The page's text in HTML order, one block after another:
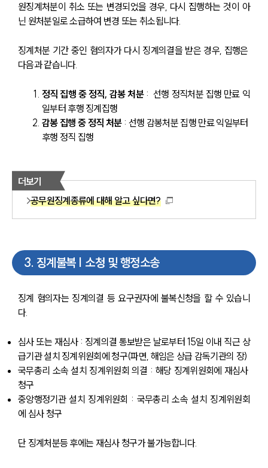
원징계처분이 취소 또는 변경되었을 경우, 다시 집행하는 것이 아
닌 원처분일로 소급하여 변경 또는 취소됩니다.
징계처분 기간 중인 혐의자가 다시 징계의결을 받은 경우, 집행은
다음과 같습니다.
정직 집행 중 정직, 감봉 처분 :  선행 정직처분 집행 만료 익
일부터 후행 징계집행
감봉 집행 중 정직 처분 : 선행 감봉처분 집행 만료 익일부터
후행 정직 집행
더보기
공무원징계종류에 대해 알고 싶다면?
3. 징계불복 | 소청 및 행정소송
징계 혐의자는 징계의결 등 요구권자에 불복신청을 할 수 있습니
다.
심사 또는 재심사 : 징계의결 통보받은 날로부터 15일 이내 직근 상
급기관 설치 징계위원회에 청구(파면, 해임은 상급 감독기관의 장)
국무총리 소속 설치 징계위원회 의결 : 해당 징계위원회에 재심사
청구
중앙행정기관 설치 징계위원회 : 국무총리 소속 설치 징계위원회
에 심사 청구
단 징계처분등 후에는 재심사 청구가 불가능합니다.